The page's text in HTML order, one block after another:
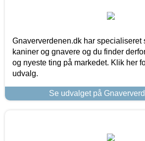
Gnaververdenen.dk har specialiseret
kaniner og gnavere og du finder
og nyeste ting på markedet. Klik her
udvalg.
Se udvalget på